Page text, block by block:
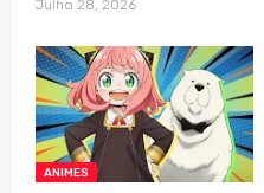
Julho 28, 2026
ANIMES